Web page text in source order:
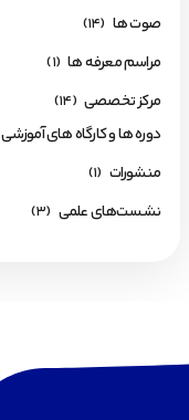
صوت ها (14)
مراسم معرفه ها (1)
مرکز تخصصی (14)
دوره ها و کارگاه های آموزشی
منشورات (1)
نشست‌های علمی (3)